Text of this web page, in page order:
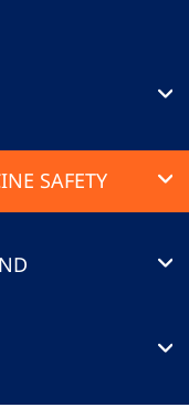
SAFETY